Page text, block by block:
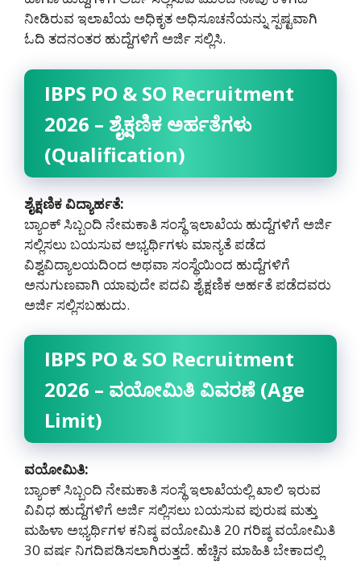
ನೀಡಿರುವ ಇಲಾಖೆಯ ಅಧಿಕೃತ ಅಧಿಸೂಚನೆಯನ್ನು ಸ್ಪಷ್ಟವಾಗಿ
ಓದಿ ತದನಂತರ ಹುದ್ದೆಗಳಿಗೆ ಅರ್ಜಿ ಸಲ್ಲಿಸಿ.
IBPS PO & SO Recruitment
2026 – ಶೈಕ್ಷಣಿಕ ಅರ್ಹತೆಗಳು
(Qualification)
ಶೈಕ್ಷಣಿಕ ವಿದ್ಯಾರ್ಹತೆ:
ಬ್ಯಾಂಕ್ ಸಿಬ್ಬಂದಿ ನೇಮಕಾತಿ ಸಂಸ್ಥೆ ಇಲಾಖೆಯ ಹುದ್ದೆಗಳಿಗೆ ಅರ್ಜಿ
ಸಲ್ಲಿಸಲು ಬಯಸುವ ಅಭ್ಯರ್ಥಿಗಳು ಮಾನ್ಯತೆ ಪಡೆದ
ವಿಶ್ವವಿದ್ಯಾಲಯದಿಂದ ಅಥವಾ ಸಂಸ್ಥೆಯಿಂದ ಹುದ್ದೆಗಳಿಗೆ
ಅನುಗುಣವಾಗಿ ಯಾವುದೇ ಪದವಿ ಶೈಕ್ಷಣಿಕ ಅರ್ಹತೆ ಪಡೆದವರು
ಅರ್ಜಿ ಸಲ್ಲಿಸಬಹುದು‌.
IBPS PO & SO Recruitment
2026 – ವಯೋಮಿತಿ ವಿವರಣೆ (Age
Limit)
ವಯೋಮಿತಿ:
ಬ್ಯಾಂಕ್ ಸಿಬ್ಬಂದಿ ನೇಮಕಾತಿ ಸಂಸ್ಥೆ ಇಲಾಖೆಯಲ್ಲಿ ಖಾಲಿ ಇರುವ
ವಿವಿಧ ಹುದ್ದೆಗಳಿಗೆ ಅರ್ಜಿ ಸಲ್ಲಿಸಲು ಬಯಸುವ ಪುರುಷ ಮತ್ತು
ಮಹಿಳಾ ಅಭ್ಯರ್ಥಿಗಳ ಕನಿಷ್ಠ ವಯೋಮಿತಿ 20 ಗರಿಷ್ಠ ವಯೋಮಿತಿ
30 ವರ್ಷ ನಿಗದಿಪಡಿಸಲಾಗಿರುತ್ತದೆ. ಹೆಚ್ಚಿನ ಮಾಹಿತಿ ಬೇಕಾದಲ್ಲಿ